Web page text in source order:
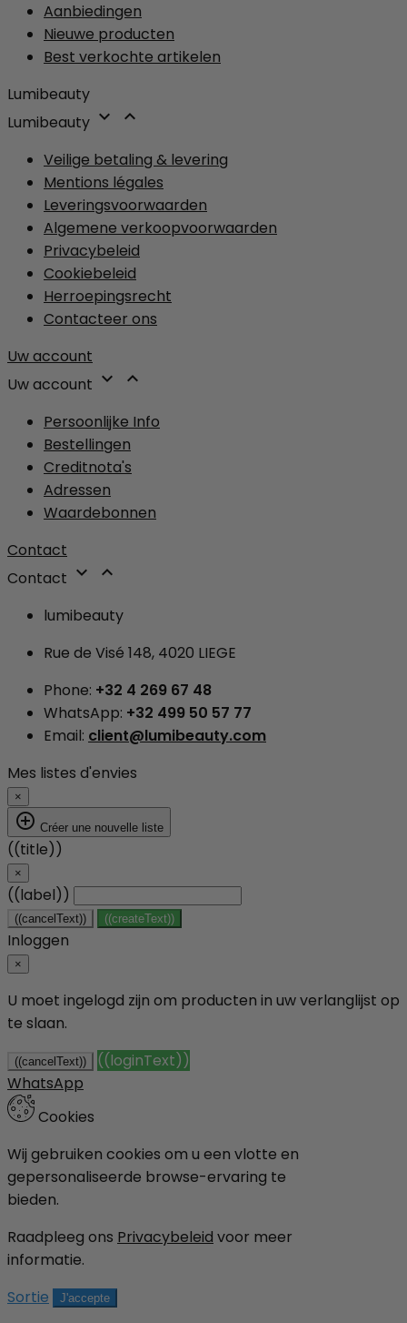
Aanbiedingen
Nieuwe producten
Best verkochte artikelen
Lumibeauty
Lumibeauty  
Veilige betaling & levering
Mentions légales
Leveringsvoorwaarden
Algemene verkoopvoorwaarden
Privacybeleid
Cookiebeleid
Herroepingsrecht
Contacteer ons
Uw account
Uw account  
Persoonlijke Info
Bestellingen
Creditnota's
Adressen
Waardebonnen
Contact
Contact  
lumibeauty
Rue de Visé 148, 4020 LIEGE
Phone: +32 4 269 67 48
WhatsApp: +32 499 50 57 77
Email: client@lumibeauty.com
Mes listes d'envies
×
add_circle_outline Créer une nouvelle liste
((title))
×
((label))
((cancelText)) ((createText))
Inloggen
×
U moet ingelogd zijn om producten in uw verlanglijst op
te slaan.
((cancelText))
((loginText))
WhatsApp
Cookies
Wij gebruiken cookies om u een vlotte en
gepersonaliseerde browse-ervaring te
bieden.
Raadpleeg ons Privacybeleid voor meer
informatie.
Sortie
J'accepte